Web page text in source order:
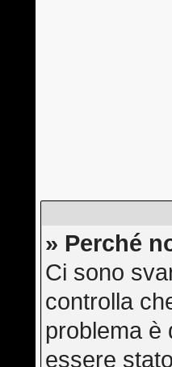
» Perché
Ci sono
controlla
problema è
essere